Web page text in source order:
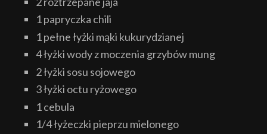
1 papryczka chili
1 pełne łyżki mąki kukurydzianej
4 łyżki wody z moczenia grzybów mung
2 łyżki sosu sojowego
3 łyżki octu ryżowego
1 cebula
1/4 łyżeczki pieprzu mielonego